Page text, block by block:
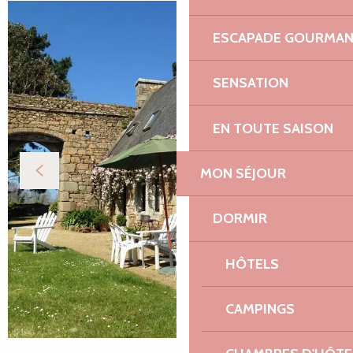
ESCAPADE
SENSATION
EN TOUTE SAISON
MON SÉJOUR
DORMIR
HÔTELS
CAMPINGS